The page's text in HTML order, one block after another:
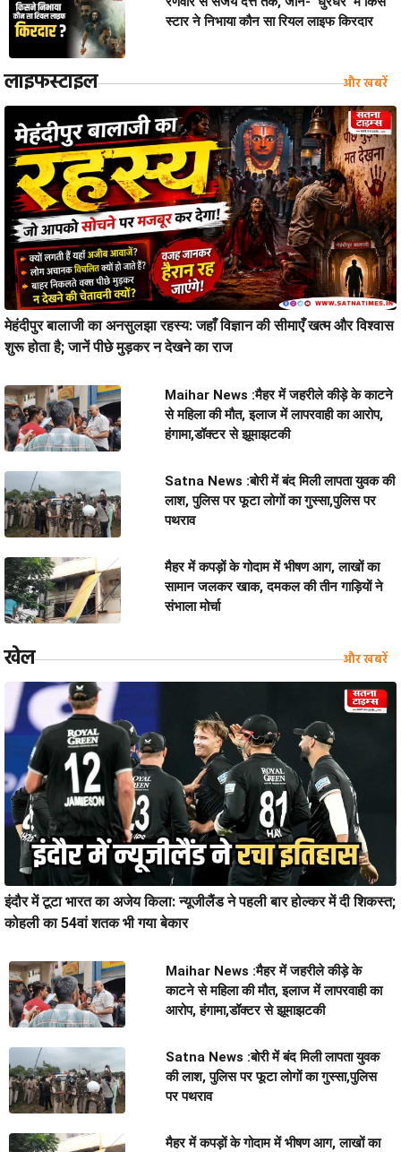
स्टार ने निभाया कौन सा रियल लाइफ किरदार
लाइफस्टाइल और खबरें
मेहंदीपुर बालाजी का अनसुलझा रहस्य: जहाँ विज्ञान की सीमाएँ खत्म और विश्वास
शुरू होता है; जानें पीछे मुड़कर न देखने का राज
Maihar News :मैहर में जहरीले कीड़े के काटने
से महिला की मौत, इलाज में लापरवाही का आरोप,
हंगामा,डॉक्टर से झूमाझटकी
Satna News :बोरी में बंद मिली लापता युवक की
लाश, पुलिस पर फूटा लोगों का गुस्सा,पुलिस पर
पथराव
मैहर में कपड़ों के गोदाम में भीषण आग, लाखों का
सामान जलकर खाक, दमकल की तीन गाड़ियों ने
संभाला मोर्चा
खेल और खबरें
इंदौर में टूटा भारत का अजेय किला: न्यूजीलैंड ने पहली बार होल्कर में दी शिकस्त;
कोहली का 54वां शतक भी गया बेकार
Maihar News :मैहर में जहरीले कीड़े के
काटने से महिला की मौत, इलाज में लापरवाही का
आरोप, हंगामा,डॉक्टर से झूमाझटकी
Satna News :बोरी में बंद मिली लापता युवक
की लाश, पुलिस पर फूटा लोगों का गुस्सा,पुलिस
पर पथराव
मैहर में कपड़ों के गोदाम में भीषण आग, लाखों का